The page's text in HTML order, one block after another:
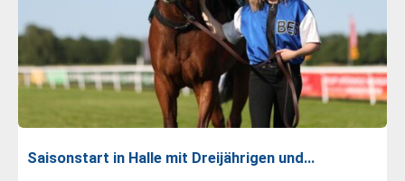
Saisonstart in Halle mit Dreijährigen und…